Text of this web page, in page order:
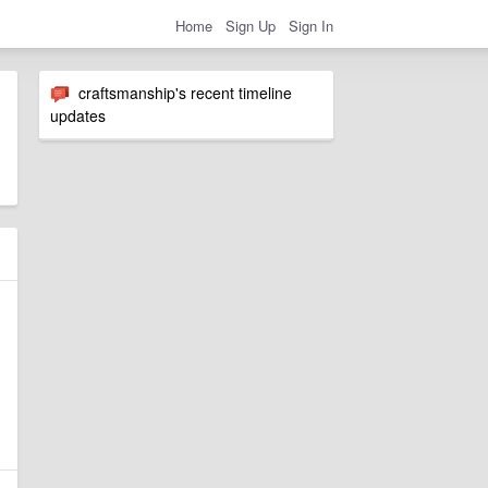
Home Sign Up Sign In
craftsmanship's recent timeline
updates